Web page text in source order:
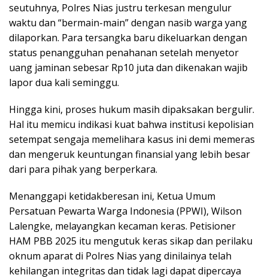
seutuhnya, Polres Nias justru terkesan mengulur
waktu dan “bermain-main” dengan nasib warga yang
dilaporkan. Para tersangka baru dikeluarkan dengan
status penangguhan penahanan setelah menyetor
uang jaminan sebesar Rp10 juta dan dikenakan wajib
lapor dua kali seminggu.
Hingga kini, proses hukum masih dipaksakan bergulir.
Hal itu memicu indikasi kuat bahwa institusi kepolisian
setempat sengaja memelihara kasus ini demi memeras
dan mengeruk keuntungan finansial yang lebih besar
dari para pihak yang berperkara.
Menanggapi ketidakberesan ini, Ketua Umum
Persatuan Pewarta Warga Indonesia (PPWI), Wilson
Lalengke, melayangkan kecaman keras. Petisioner
HAM PBB 2025 itu mengutuk keras sikap dan perilaku
oknum aparat di Polres Nias yang dinilainya telah
kehilangan integritas dan tidak lagi dapat dipercaya